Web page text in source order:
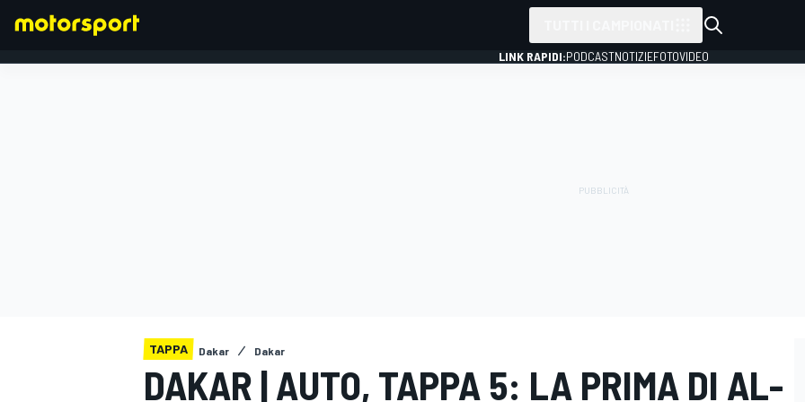
LINK RAPIDI:PODCASTNOTIZIEFOTOVIDEO
TAPPA Dakar Dakar
DAKAR | AUTO, TAPPA 5: LA PRIMA DI AL-